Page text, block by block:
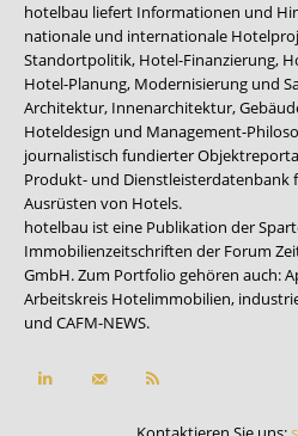
hotelbau liefert Informationen und
nationale und internationale
Standortpolitik, Hotel-Finanzierung,
Hotel-Planung, Modernisierung und
Architektur, Innenarchitektur,
Hoteldesign und Management-
journalistisch fundierter
Produkt- und Dienstleisterdatenbank
Ausrüsten von Hotels.
hotelbau ist eine Publikation der
Immobilienzeitschriften der Forum
GmbH. Zum Portfolio gehören auch:
Arbeitskreis Hotelimmobilien,
und CAFM-NEWS.